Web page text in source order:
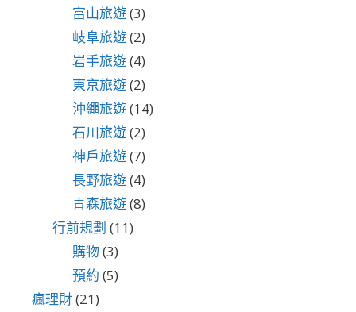
富山旅遊(3)
岐阜旅遊(2)
岩手旅遊(4)
東京旅遊(2)
沖繩旅遊(14)
石川旅遊(2)
神戶旅遊(7)
長野旅遊(4)
青森旅遊(8)
行前規劃 (11)
購物(3)
預約 (5)
瘋理財(21)